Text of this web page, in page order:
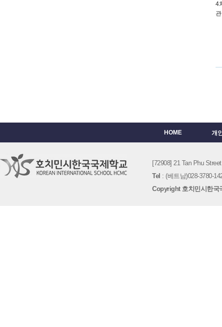
4
HOME 개
[72908] 21 Tan Phu
Tel : (베트남)028-3780-
Copyright 호치민시한국